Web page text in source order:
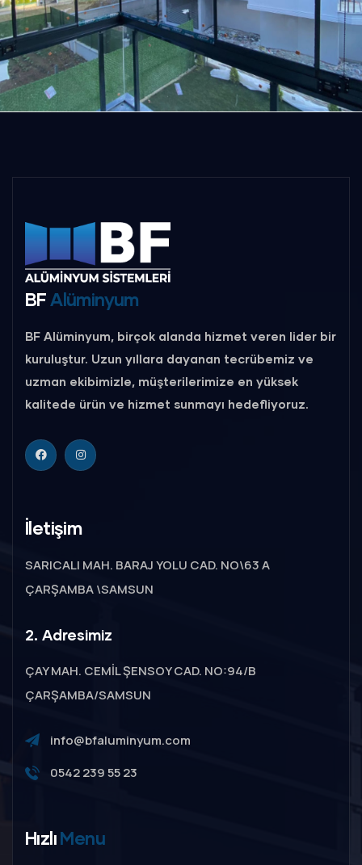
BFAlüminyum
BF Alüminyum, birçok alanda hizmet veren lider bir
kuruluştur. Uzun yıllara dayanan tecrübemiz ve
uzman ekibimizle, müşterilerimize en yüksek
kalitede ürün ve hizmet sunmayı hedefliyoruz.
İletişim
SARICALI MAH. BARAJ YOLU CAD. NO\63 A
ÇARŞAMBA \SAMSUN
2. Adresimiz
ÇAY MAH. CEMİL ŞENSOY CAD. NO:94/B
ÇARŞAMBA/SAMSUN
info@bfaluminyum.com
0542 239 55 23
HızlıMenu